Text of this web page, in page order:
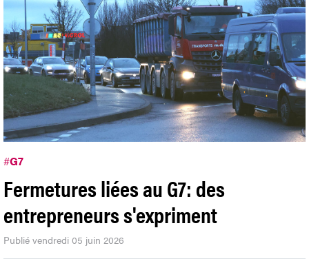
#G7
Fermetures liées au G7: des
entrepreneurs s'expriment
Publié vendredi 05 juin 2026